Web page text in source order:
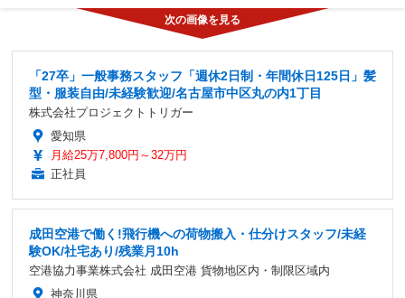
「27卒」一般事務スタッフ「週休2日制・年間休日125日」髪
型・服装自由/未経験歓迎/名古屋市中区丸の内1丁目
株式会社プロジェクトトリガー
愛知県
月給25万7,800円～32万円
正社員
成田空港で働く!飛行機への荷物搬入・仕分けスタッフ/未経
験OK/社宅あり/残業月10h
空港協力事業株式会社 成田空港 貨物地区内・制限区域内
神奈川県